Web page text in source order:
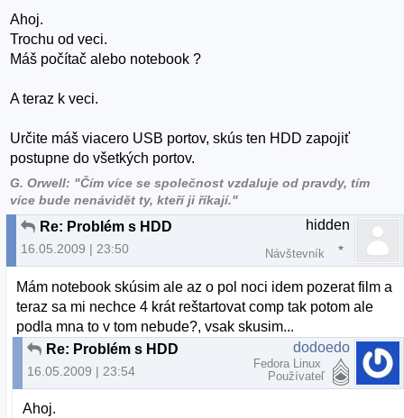
Ahoj.
Trochu od veci.
Máš počítač alebo notebook ?
A teraz k veci.
Určite máš viacero USB portov, skús ten HDD zapojiť
postupne do všetkých portov.
G. Orwell: "Čím více se společnost vzdaluje od pravdy, tím
více bude nenávidět ty, kteří ji říkají."
Re: Problém s HDD
16.05.2009 | 23:50
hidden
Návštevník
Mám notebook skúsim ale az o pol noci idem pozerat film a
teraz sa mi nechce 4 krát reštartovat comp tak potom ale
podla mna to v tom nebude?, vsak skusim...
Re: Problém s HDD
16.05.2009 | 23:54
dodoedo
Fedora Linux
Používateľ
Ahoj.